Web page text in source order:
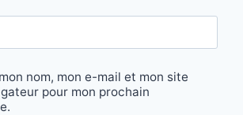
nom, mon e-mail et mon site
pour mon prochain